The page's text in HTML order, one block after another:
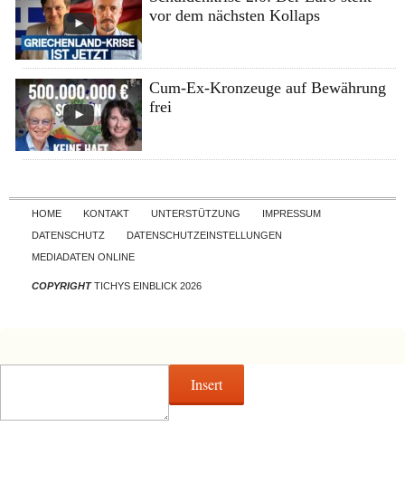
vor dem nächsten Kollaps
Cum-Ex-Kronzeuge auf Bewährung
frei
Skip to content
HOME KONTAKT UNTERSTÜTZUNG
IMPRESSUM
DATENSCHUTZ
DATENSCHUTZEINSTELLUNGEN
MEDIADATEN ONLINE
COPYRIGHTTICHYS EINBLICK 2026
Insert